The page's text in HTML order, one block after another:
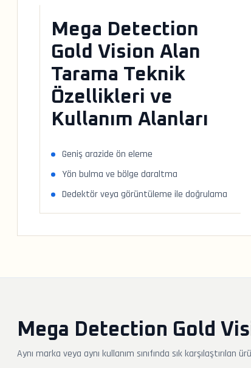
Mega Detection
Gold Vision Alan
Tarama Teknik
Özellikleri ve
Kullanım Alanları
Geniş arazide ön eleme
Yön bulma ve bölge daraltma
Dedektör veya görüntüleme ile doğrulama
Mega Detection Gold
Aynı marka veya aynı kullanım sınıfında sık karşılaştırılan